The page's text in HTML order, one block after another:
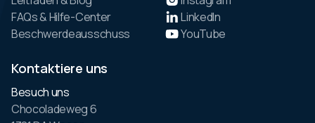
FAQs & Hilfe-Center
Beschwerdeausschuss
LinkedIn
YouTube
Kontaktiere uns
Besuch uns
Chocoladeweg 6